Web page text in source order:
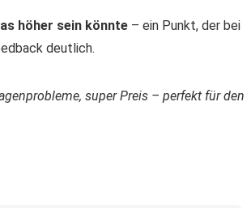
höher sein könnte – ein Punkt, der bei
deutlich.
super Preis – perfekt für den